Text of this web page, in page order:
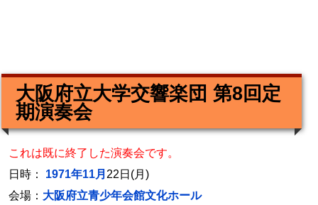
大阪府立大学交響楽団 第8回定
期演奏会
これは既に終了した演奏会です。
日時： 1971年11月 22日(月)
会場： 大阪府立青少年会館文化ホール